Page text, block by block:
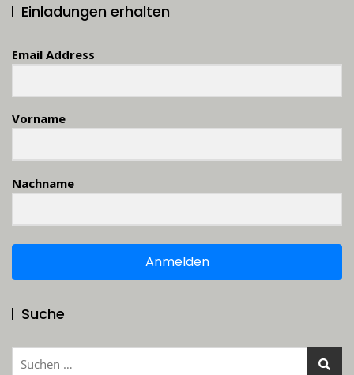
Einladungen erhalten
Email Address
Vorname
Nachname
Anmelden
Suche
Suchen